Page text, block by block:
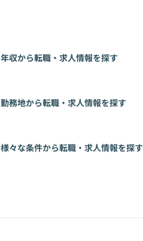
年収から転職・求人情報を探す
勤務地から転職・求人情報を探す
様々な条件から転職・求人情報を探す